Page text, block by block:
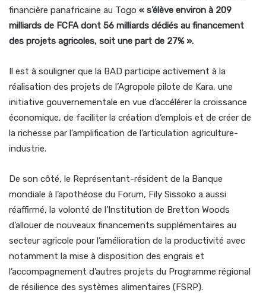
financière panafricaine au Togo « s’élève environ à 209
milliards de FCFA dont 56 milliards dédiés au financement
des projets agricoles, soit une part de 27% ».
Il est à souligner que la BAD participe activement à la
réalisation des projets de l’Agropole pilote de Kara, une
initiative gouvernementale en vue d’accélérer la croissance
économique, de faciliter la création d’emplois et de créer de
la richesse par l’amplification de l’articulation agriculture-
industrie.
De son côté, le Représentant-résident de la Banque
mondiale à l’apothéose du Forum, Fily Sissoko a aussi
réaffirmé, la volonté de l’Institution de Bretton Woods
d’allouer de nouveaux financements supplémentaires au
secteur agricole pour l’amélioration de la productivité avec
notamment la mise à disposition des engrais et
l’accompagnement d’autres projets du Programme régional
de résilience des systèmes alimentaires (FSRP).